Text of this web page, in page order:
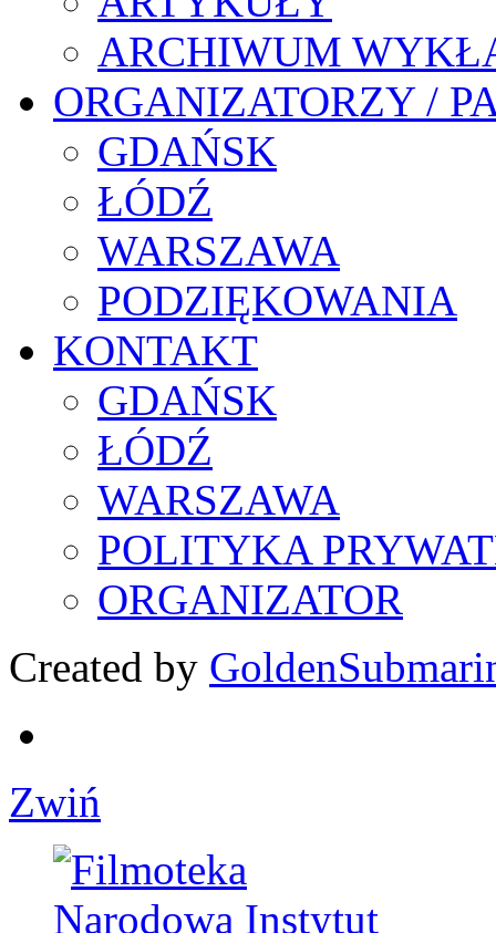
ARCHIWUM
ORGANIZATORZY /
GDAŃSK
ŁÓDŹ
WARSZAWA
PODZIĘKOWANIA
KONTAKT
GDAŃSK
ŁÓDŹ
WARSZAWA
POLITYKA
ORGANIZATOR
Created by
Zwiń